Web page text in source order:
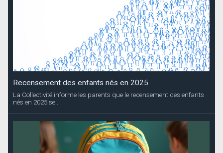
Recensement des enfants nés en 2025
La Collectivité informe les parents que le recensement des enfants
nés en 2025 se...